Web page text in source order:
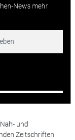
News mehr
und
Zeitschriften